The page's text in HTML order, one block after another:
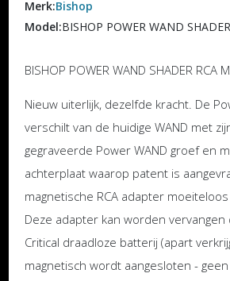
Merk:Bishop
Model:BISHOP POWER WAND
BISHOP POWER WAND SHADER RCA
Nieuw uiterlijk, dezelfde kracht. De
verschilt van de huidige WAND met
gegraveerde Power WAND groef en
achterplaat waarop patent is
magnetische RCA adapter
Deze adapter kan worden
Critical draadloze batterij (apart
magnetisch wordt aangesloten - geen